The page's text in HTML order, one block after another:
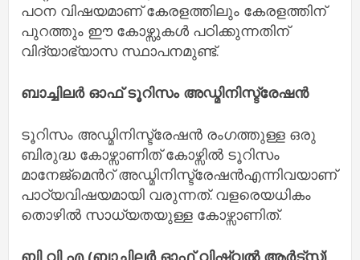
പഠന വിഷയമാണ് കേരളത്തിലും കേരളത്തിന്
പുറത്തും ഈ കോഴ്സുകൾ പഠിക്കുന്നതിന്
വിദ്യാഭ്യാസ സ്ഥാപനമുണ്ട്.
ബാച്ചിലർ ഓഫ് ടൂറിസം അഡ്മിനിസ്ട്രേഷൻ
ടൂറിസം അഡ്മിനിസ്ട്രേഷൻ രംഗത്തുള്ള ഒരു
ബിരുദ്ധ കോഴ്സാണിത് കോഴ്സിൽ ടൂറിസം
മാനേജ്മെൻറ് അഡ്മിനിസ്ട്രേഷൻഎന്നിവയാണ്
പാഠ്യവിഷയമായി വരുന്നത്. വളരെയധികം
തൊഴിൽ സാധ്യതയുള്ള കോഴ്സാണിത്.